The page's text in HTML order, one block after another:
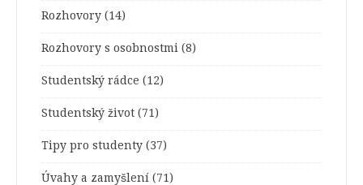
Rozhovory (14)
Rozhovory s osobnostmi (8)
Studentský rádce (12)
Studentský život (71)
Tipy pro studenty (37)
Úvahy a zamyšlení (71)